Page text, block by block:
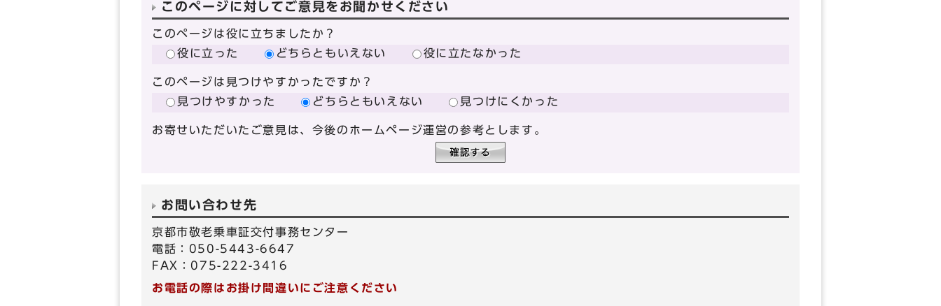
このページに対してご意見をお聞かせください
このページは役に立ちましたか？
役に立った
どちらともいえない 役に立たなかった
このページは見つけやすかったですか？
見つけやすかった
どちらともいえない 見つけにくかった
お寄せいただいたご意見は、今後のホームページ運営の参考とします。
お問い合わせ先
京都市敬老乗車証交付事務センター
電話：050-5443-6647
FAX：075-222-3416
お電話の際はお掛け間違いにご注意ください